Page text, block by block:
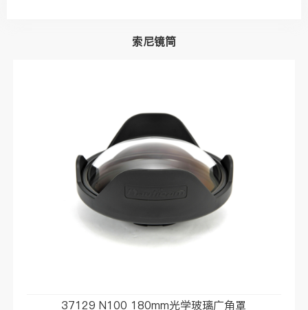
索尼镜筒
37129 N100 180mm光学玻璃广角罩